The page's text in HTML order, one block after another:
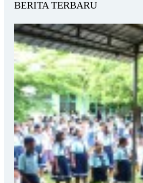
BERITA TERBARU